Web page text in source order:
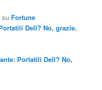
su Fortune
Dell? No, grazie.
Portatili Dell? No,